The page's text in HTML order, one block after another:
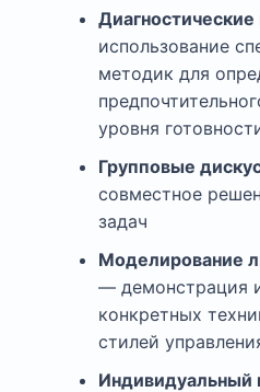
использование
методик для
уровня
Групповые
совместное
задач
Моделирование
— демонстрация
конкретных
стилей
Индивидуальный